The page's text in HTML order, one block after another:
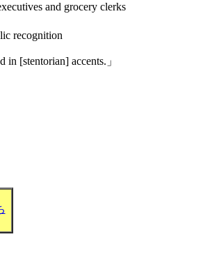
and grocery clerks
recognition
[stentorian] accents.」